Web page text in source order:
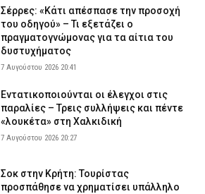
Σέρρες: «Κάτι απέσπασε την προσοχή
του οδηγού» – Τι εξετάζει ο
πραγματογνώμονας για τα αίτια του
δυστυχήματος
7 Αυγούστου 2026 20:41
Εντατικοποιούνται οι έλεγχοι στις
παραλίες – Τρεις συλλήψεις και πέντε
«λουκέτα» στη Χαλκιδική
7 Αυγούστου 2026 20:27
Σοκ στην Κρήτη: Τουρίστας
προσπάθησε να χρηματίσει υπάλληλο